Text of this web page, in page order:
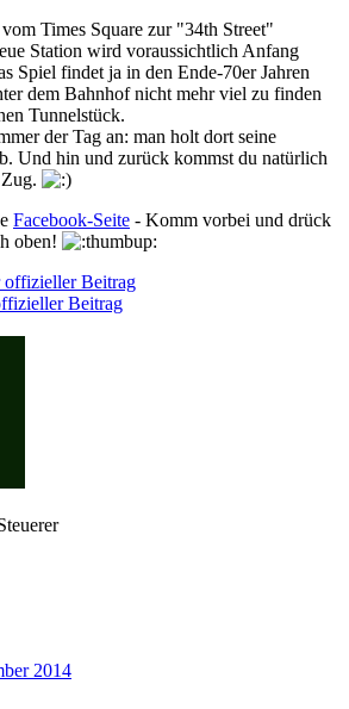
Times Square zur "34th Street"
Station wird voraussichtlich Anfang
Spiel findet ja in den Ende-70er Jahren
dem Bahnhof nicht mehr viel zu finden
Tunnelstück.
der Tag an: man holt dort seine
Und hin und zurück kommst du natürlich
Facebook-Seite - Komm vorbei und drück
oben!
offizieller Beitrag
Beitrag
2014